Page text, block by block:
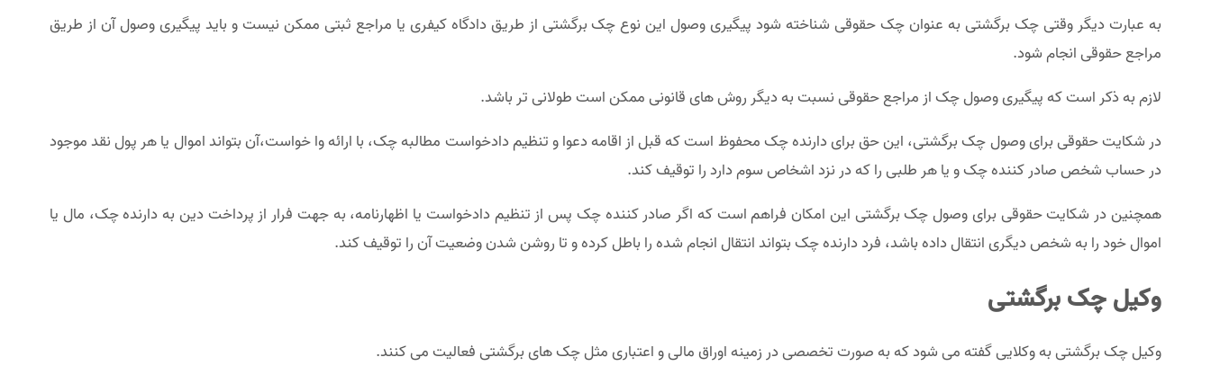
به عبارت دیگر وقتی چک برگشتی به عنوان چک حقوقی شناخته شود پیگیری وصول این نوع چک برگشتی از طریق دادگاه کیفری یا مراجع ثبتی ممکن نیست و باید پیگیری وصول آن از طریق
مراجع حقوقی انجام شود.
لازم به ذکر است که پیگیری وصول چک از مراجع حقوقی نسبت به دیگر روش های قانونی ممکن است طولانی تر باشد.
در شکایت حقوقی برای وصول چک برگشتی، این حق برای دارنده چک محفوظ است که قبل از اقامه دعوا و تنظیم دادخواست مطالبه چک، با ارائه وا خواست،آن بتواند اموال یا هر پول نقد موجود
در حساب شخص صادر کننده چک و یا هر طلبی را که در نزد اشخاص سوم دارد را توقیف کند.
همچنین در شکایت حقوقی برای وصول چک برگشتی این امکان فراهم است که اگر صادر کننده چک پس از تنظیم دادخواست یا اظهارنامه، به جهت فرار از پرداخت دین به دارنده چک، مال یا
اموال خود را به شخص دیگری انتقال داده باشد، فرد دارنده چک بتواند انتقال انجام شده را باطل کرده و تا روشن شدن وضعیت آن را توقیف کند.
وکیل چک برگشتی
وکیل چک برگشتی به وکلایی گفته می شود که به صورت تخصصی در زمینه اوراق مالی و اعتباری مثل چک های برگشتی فعالیت می کنند.